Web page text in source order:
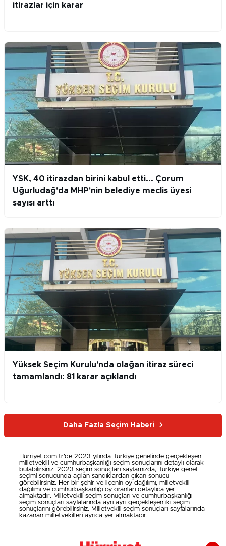
itirazlar için karar
YSK, 40 itirazdan birini kabul etti... Çorum
Uğurludağ'da MHP'nin belediye meclis üyesi
sayısı arttı
Yüksek Seçim Kurulu'nda olağan itiraz süreci
tamamlandı: 81 karar açıklandı
Daha Fazla Seçim Haberi
Hürriyet.com.tr'de 2023 yılında Türkiye genelinde gerçekleşen
milletvekili ve cumhurbaşkanlığı seçim sonuçlarını detaylı olarak
bulabilirsiniz. 2023 seçim sonuçları sayfamızda, Türkiye genel
seçimi sonucunda açılan sandıklardan çıkan sonucu
görebilirsiniz. Her bir şehir ve ilçenin oy dağılımı, milletvekili
dağılımı ve cumhurbaşkanlığı oy oranları detaylıca yer
almaktadır. Milletvekili seçim sonuçları ve cumhurbaşkanlığı
seçim sonuçları sayfalarında ayrı ayrı gerçekleşen iki seçim
sonuçlarını görebilirsiniz. Milletvekili seçim sonuçları sayfalarında
kazanan milletvekilleri ayrıca yer almaktadır.